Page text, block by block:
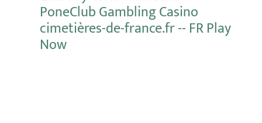
PoneClub Gambling Casino
cimetières-de-france.fr -- FR Play
Now